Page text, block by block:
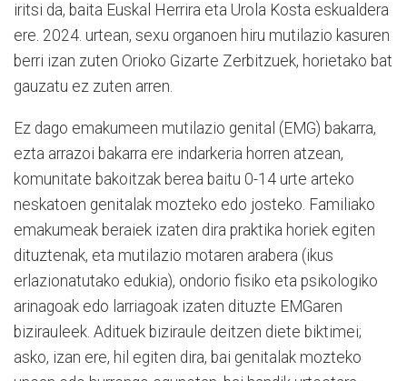
iritsi da, baita Euskal Herrira eta Urola Kosta eskualdera
ere. 2024. urtean, sexu organoen hiru mutilazio kasuren
berri izan zuten Orioko Gizarte Zerbitzuek, horietako bat
gauzatu ez zuten arren.
Ez dago emakumeen mutilazio genital (EMG) bakarra,
ezta arrazoi bakarra ere indarkeria horren atzean,
komunitate bakoitzak berea baitu 0-14 urte arteko
neskatoen genitalak mozteko edo josteko. Familiako
emakumeak beraiek izaten dira praktika horiek egiten
dituztenak, eta mutilazio motaren arabera (ikus
erlazionatutako edukia), ondorio fisiko eta psikologiko
arinagoak edo larriagoak izaten dituzte EMGaren
bizirauleek. Adituek biziraule deitzen diete biktimei;
asko, izan ere, hil egiten dira, bai genitalak mozteko